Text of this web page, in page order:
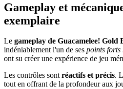
Gameplay et
exemplaire
Le gameplay de Guacamelee! Gold
indéniablement l'un de ses points forts
ont su créer une expérience de jeu
Les contrôles sontréactifs et précis.
tout en offrant de la profondeur aux